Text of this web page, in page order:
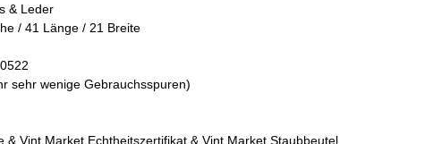
& Leder
/ 41 Länge / 21 Breite
sehr wenige Gebrauchsspuren)
& Vint Market Echtheitszertifikat & Vint Market Staubbeutel